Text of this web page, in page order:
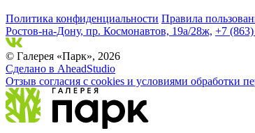
Политика конфиденциальности Правила
Ростов-на-Дону, пр. Космонавтов, 19а/28ж, +7
© Галерея «Парк», 2026
Сделано в AheadStudio
Отзыв согласия с cookies и условиями обработки